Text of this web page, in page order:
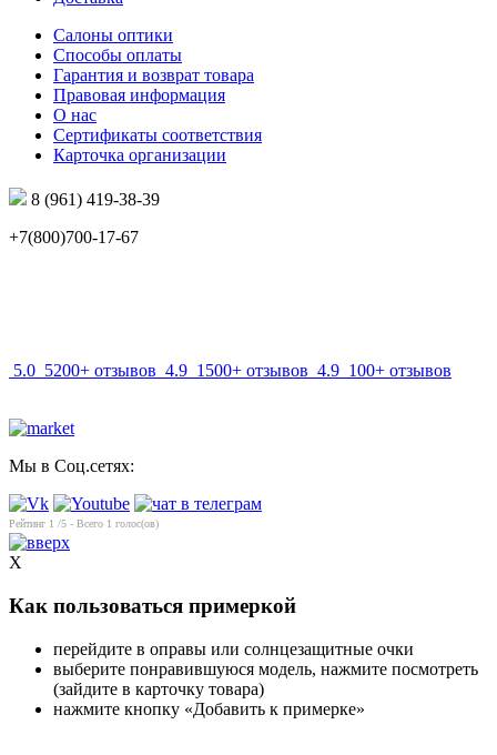
Салоны оптики
Способы оплаты
Гарантия и возврат товара
Правовая информация
О нас
Сертификаты соответствия
Карточка организации
8 (961) 419-38-39
+7(800)700-17-67
5.0 5200+ отзывов 4.9 1500+ отзывов 4.9 100+ отзывов
Мы в Соц.сетях:
Рейтинг 1 /5 - Всего 1 голос(ов)
X
Как пользоваться примеркой
перейдите в оправы или солнцезащитные очки
выберите понравившуюся модель, нажмите посмотреть
(зайдите в карточку товара)
нажмите кнопку «Добавить к примерке»